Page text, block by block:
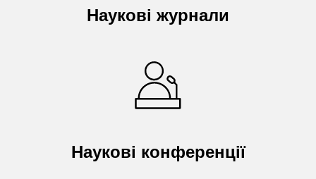
Наукові журнали
Наукові конференції